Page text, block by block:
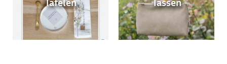
Tafelen Tassen